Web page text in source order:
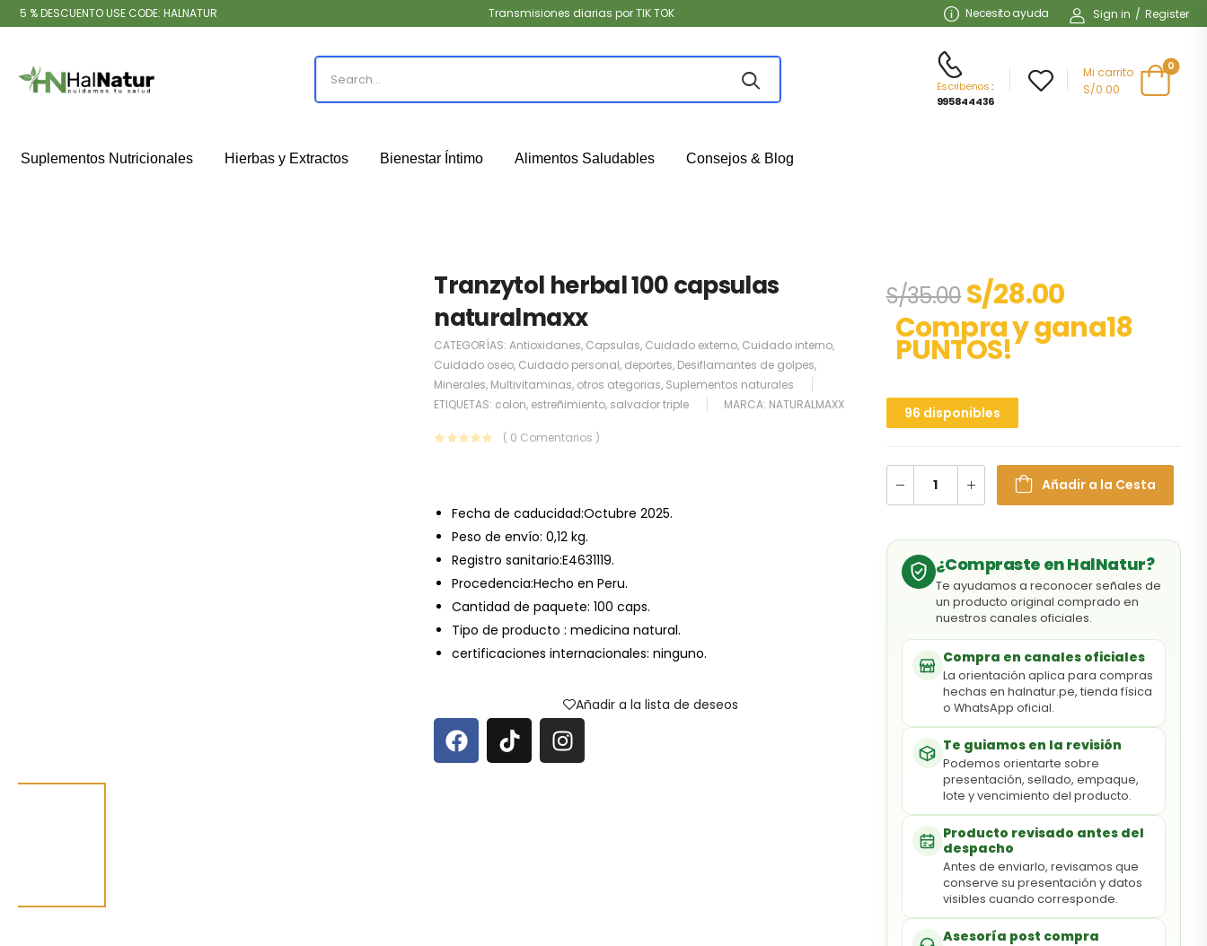
5 % DESCUENTO USE CODE: HALNATUR Transmisiones diarias por TIK TOK Necesito ayuda Sign in / Register
Escribenos:
995844436
Mi carrito
S/0.00
0
Suplementos Nutricionales Hierbas y Extractos Bienestar Íntimo Alimentos Saludables Consejos & Blog
Tranzytol herbal 100 capsulas
naturalmaxx
CATEGORÍAS:Antioxidanes, Capsulas, Cuidado externo, Cuidado interno,
Cuidado oseo, Cuidado personal, deportes, Desiflamantes de golpes,
Minerales, Multivitaminas, otros ategorias, Suplementos naturales
ETIQUETAS: colon, estreñimiento, salvador triple MARCA: NATURALMAXX
( 0 Comentarios )
Fecha de caducidad:Octubre 2025.
Peso de envío: 0,12 kg.
Registro sanitario:E4631119.
Procedencia:Hecho en Peru.
Cantidad de paquete: 100 caps.
Tipo de producto : medicina natural.
certificaciones internacionales: ninguno.
Añadir a la lista de deseos
S/35.00 S/28.00
Compra y gana18
PUNTOS!
96 disponibles
Añadir a la Cesta
¿Compraste en HalNatur?
Te ayudamos a reconocer señales de
un producto original comprado en
nuestros canales oficiales.
Compra en canales oficiales
La orientación aplica para compras
hechas en halnatur.pe, tienda física
o WhatsApp oficial.
Te guiamos en la revisión
Podemos orientarte sobre
presentación, sellado, empaque,
lote y vencimiento del producto.
Producto revisado antes del
despacho
Antes de enviarlo, revisamos que
conserve su presentación y datos
visibles cuando corresponde.
Asesoría post compra